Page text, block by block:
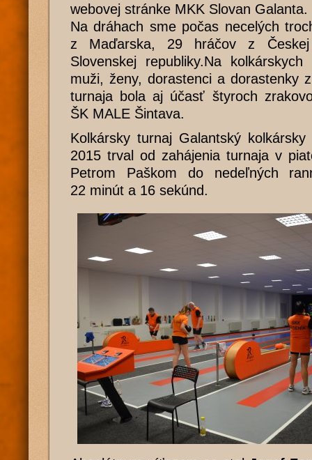
webovej stránke MKK Slovan Galanta.
Na dráhach sme počas necelých
z Maďarska, 29 hráčov z
Slovenskej republiky.Na
muži, ženy, dorastenci a dorastenky
turnaja bola aj účasť štyroch
ŠK MALE Šintava.
Kolkársky turnaj Galantský
2015 trval od zahájenia turnaja v
Petrom Paškom do nedeľných
22 minút a 16 sekúnd.